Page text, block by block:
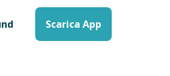
Scarica App